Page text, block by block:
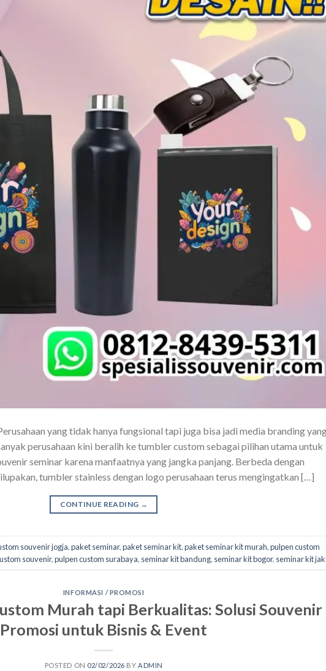
yang tidak hanya fungsional tapi juga bisa jadi media branding
perusahaan kini beralih ke tumbler custom sebagai pilihan utama untuk
seminar karena manfaatnya yang jangka panjang. Berbeda dengan
tumbler stainless dengan logo perusahaan terus mengingatkan […]
CONTINUE READING →
souvenir jogja,paket seminar,paket seminar kit,paket seminar kit murah,pulpen custom
souvenir,pulpen custom surabaya, seminar kit bandung, seminar kit bogor, seminar kit
INFORMASI / PROMOSI
Murah tapi Berkualitas: Solusi Souvenir
Promosi untuk Bisnis & Event
POSTED ON 02/02/2026 BYADMIN